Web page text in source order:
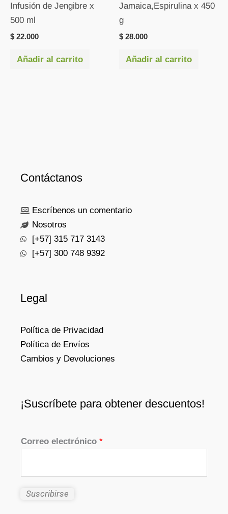
Infusión de Jengibre x
500 ml
$ 22.000
Añadir al carrito
Jamaica,Espirulina x 450
g
$ 28.000
Añadir al carrito
Contáctanos
Escríbenos un comentario
Nosotros
[+57] 315 717 3143
[+57] 300 748 9392
Legal
Política de Privacidad
Política de Envíos
Cambios y Devoluciones
¡Suscríbete para obtener descuentos!
Correo electrónico *
Suscribirse